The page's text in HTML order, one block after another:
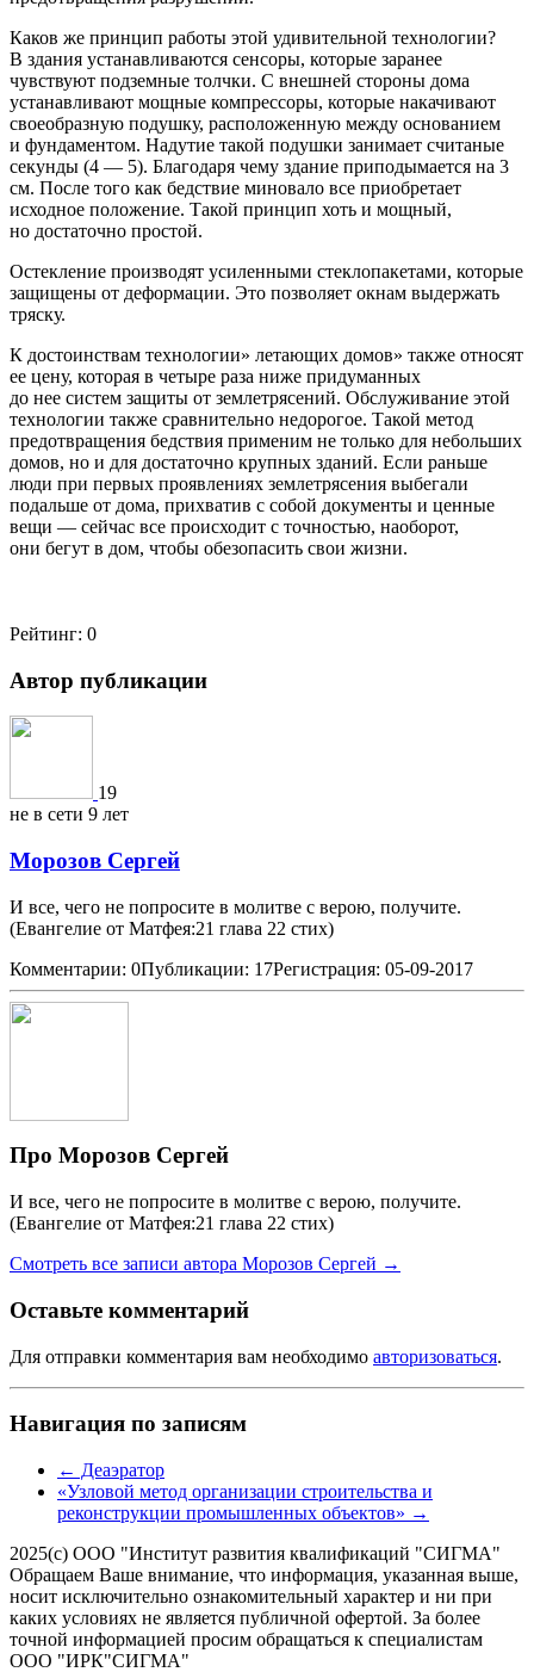
Каков же принцип работы этой удивительной технологии?
В здания устанавливаются сенсоры, которые заранее
чувствуют подземные толчки. С внешней стороны дома
устанавливают мощные компрессоры, которые накачивают
своеобразную подушку, расположенную между основанием
и фундаментом. Надутие такой подушки занимает считаные
секунды (4 — 5). Благодаря чему здание приподымается на 3
см. После того как бедствие миновало все приобретает
исходное положение. Такой принцип хоть и мощный,
но достаточно простой.
Остекление производят усиленными стеклопакетами, которые
защищены от деформации. Это позволяет окнам выдержать
тряску.
К достоинствам технологии» летающих домов» также относят
ее цену, которая в четыре раза ниже придуманных
до нее систем защиты от землетрясений. Обслуживание этой
технологии также сравнительно недорогое. Такой метод
предотвращения бедствия применим не только для небольших
домов, но и для достаточно крупных зданий. Если раньше
люди при первых проявлениях землетрясения выбегали
подальше от дома, прихватив с собой документы и ценные
вещи — сейчас все происходит с точностью, наоборот,
они бегут в дом, чтобы обезопасить свои жизни.
Рейтинг: 0
Автор публикации
19
не в сети 9 лет
Морозов Сергей
И все, чего не попросите в молитве с верою, получите.
(Евангелие от Матфея:21 глава 22 стих)
Комментарии: 0Публикации: 17Регистрация: 05-09-2017
Про Морозов Сергей
И все, чего не попросите в молитве с верою, получите.
(Евангелие от Матфея:21 глава 22 стих)
Смотреть все записи автора Морозов Сергей →
Оставьте комментарий
Для отправки комментария вам необходимо авторизоваться.
Навигация по записям
← Деаэратор
«Узловой метод организации строительства и
реконструкции промышленных объектов» →
2025(с) ООО "Институт развития квалификаций "СИГМА"
Обращаем Ваше внимание, что информация, указанная выше,
носит исключительно ознакомительный характер и ни при
каких условиях не является публичной офертой. За более
точной информацией просим обращаться к специалистам
ООО "ИРК"СИГМА"